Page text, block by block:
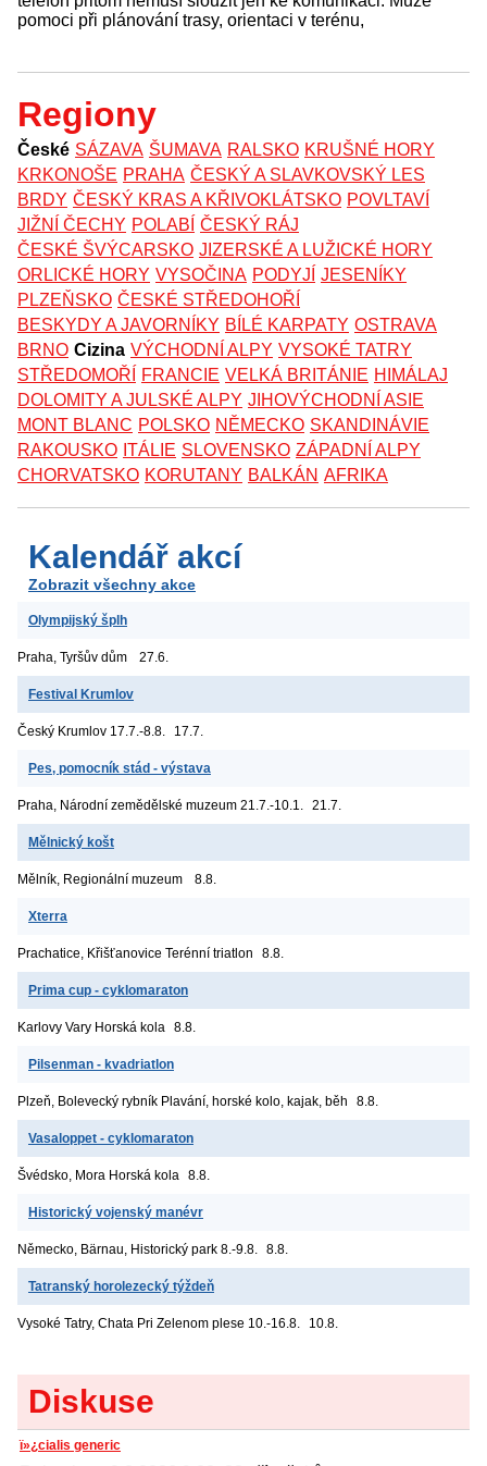
pomoci při plánování trasy, orientaci v terénu,
Regiony
České SÁZAVA ŠUMAVA RALSKO KRUŠNÉ HORY
KRKONOŠE PRAHA ČESKÝ A SLAVKOVSKÝ LES
BRDY ČESKÝ KRAS A KŘIVOKLÁTSKO POVLTAVÍ
JIŽNÍ ČECHY POLABÍ ČESKÝ RÁJ
ČESKÉ ŠVÝCARSKO JIZERSKÉ A LUŽICKÉ HORY
ORLICKÉ HORY VYSOČINA PODYJÍ JESENÍKY
PLZEŇSKO ČESKÉ STŘEDOHOŘÍ
BESKYDY A JAVORNÍKY BÍLÉ KARPATY OSTRAVA
BRNO Cizina VÝCHODNÍ ALPY VYSOKÉ TATRY
STŘEDOMOŘÍ
FRANCIE VELKÁ BRITÁNIE HIMÁLAJ
DOLOMITY A JULSKÉ ALPY JIHOVÝCHODNÍ ASIE
MONT BLANC POLSKO NĚMECKO SKANDINÁVIE
RAKOUSKO ITÁLIE SLOVENSKO ZÁPADNÍ ALPY
CHORVATSKO KORUTANY BALKÁN AFRIKA
Kalendář akcí
Zobrazit všechny akce
Olympijský šplh
Praha, Tyršův dům 27.6.
Festival Krumlov
Český Krumlov 17.7.-8.8. 17.7.
Pes, pomocník stád - výstava
Praha, Národní zemědělské muzeum 21.7.-10.1. 21.7.
Mělnický košt
Mělník, Regionální muzeum 8.8.
Xterra
Prachatice, Křišťanovice Terénní triatlon 8.8.
Prima cup - cyklomaraton
Karlovy Vary Horská kola 8.8.
Pilsenman - kvadriatlon
Plzeň, Bolevecký rybník Plavání, horské kolo, kajak, běh 8.8.
Vasaloppet - cyklomaraton
Švédsko, Mora Horská kola 8.8.
Historický vojenský manévr
Německo, Bärnau, Historický park 8.-9.8. 8.8.
Tatranský horolezecký týždeň
Vysoké Tatry, Chata Pri Zelenom plese 10.-16.8. 10.8.
Diskuse
ï»¿cialis generic